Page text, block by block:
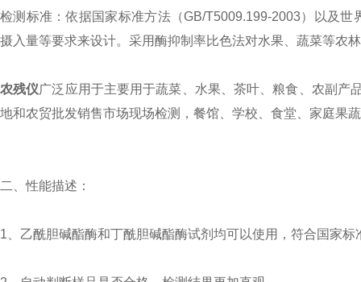
检测标准：依据国家标准方法（GB/T5009.199-2003）以及
摄入量等要求来设计。采用酶抑制率比色法对水果、蔬菜等农
农残仪广泛应用于主要用于蔬菜、水果、茶叶、粮食、农副
地和农贸批发销售市场现场检测，餐馆、学校、食堂、家庭果
二、性能描述：
1、乙酰胆碱酯酶和丁酰胆碱酯酶试剂均可以使用，符合国家